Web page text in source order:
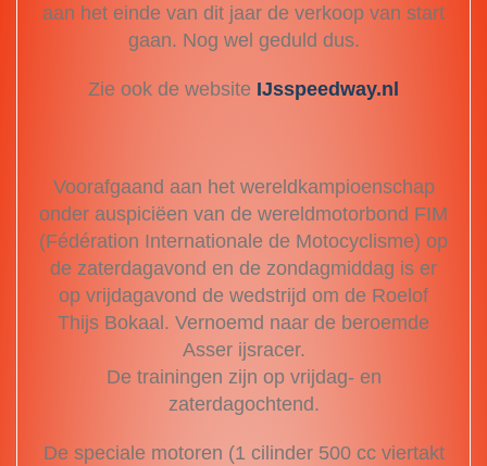
aan het einde van dit jaar de verkoop van start
gaan. Nog wel geduld dus.
Zie ook de website IJsspeedway.nl
Voorafgaand aan het wereldkampioenschap
onder auspiciëen van de wereldmotorbond FIM
(Fédération Internationale de Motocyclisme) op
de zaterdagavond en de zondagmiddag is er
op vrijdagavond de wedstrijd om de Roelof
Thijs Bokaal. Vernoemd naar de beroemde
Asser ijsracer.
De trainingen zijn op vrijdag- en
zaterdagochtend.
De speciale motoren (1 cilinder 500 cc viertakt